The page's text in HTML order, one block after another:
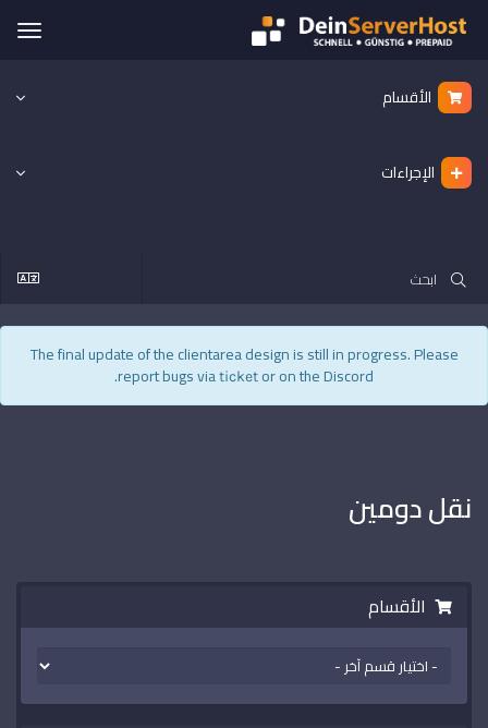
الأقسام
الإجراءات
The final update of the clientarea design is still in progress. Please
report bugs viaticket or on the Discord.
نقل دومين
الأقسام